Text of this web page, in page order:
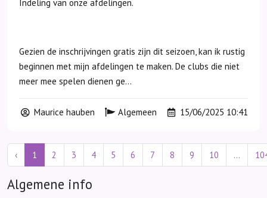
Indeling van onze afdelingen.
Gezien de inschrijvingen gratis zijn dit seizoen, kan ik rustig
beginnen met mijn afdelingen te maken. De clubs die niet
meer mee spelen dienen ge...
Maurice hauben Algemeen 15/06/2025 10:41
‹ 1 2 3 4 5 6 7 8 9 10 ...
Algemene info